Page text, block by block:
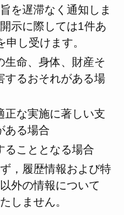
を遅滞なく通知しま
示に際しては1件あ
し受けます。
生命、身体、財産そ
するおそれがある場
正な実施に著しい支
ある場合
ることとなる場合
，履歴情報および特
外の情報について
しません。